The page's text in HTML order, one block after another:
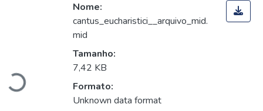
Carregando...
Nome:
cantus_eucharistici__arquivo_mid.
mid
Tamanho:
7,42 KB
Formato:
Unknown data format